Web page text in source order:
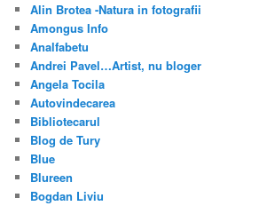
Alin Brotea -Natura in fotografii
Amongus Info
Analfabetu
Andrei Pavel…Artist, nu bloger
Angela Tocila
Autovindecarea
Bibliotecarul
Blog de Tury
Blue
Blureen
Bogdan Liviu